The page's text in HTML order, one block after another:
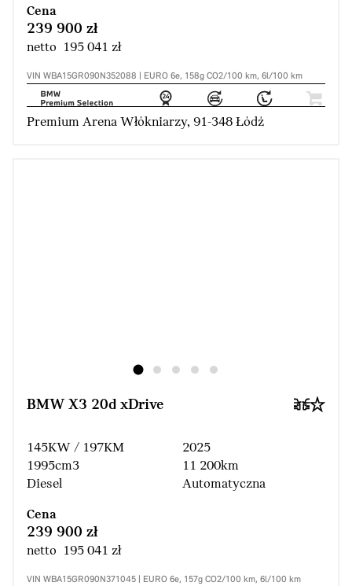
Cena
239 900 zł
netto 195 041 zł
VIN WBA15GR090N352088 | EURO 6e, 158g CO2/100 km, 6l/100 km
Premium Arena Włókniarzy, 91-348 Łódź
BMW X3 20d xDrive
145KW / 197KM
1995cm3
Diesel
2025
11 200km
Automatyczna
Cena
239 900 zł
netto 195 041 zł
VIN WBA15GR090N371045 | EURO 6e, 157g CO2/100 km, 6l/100 km